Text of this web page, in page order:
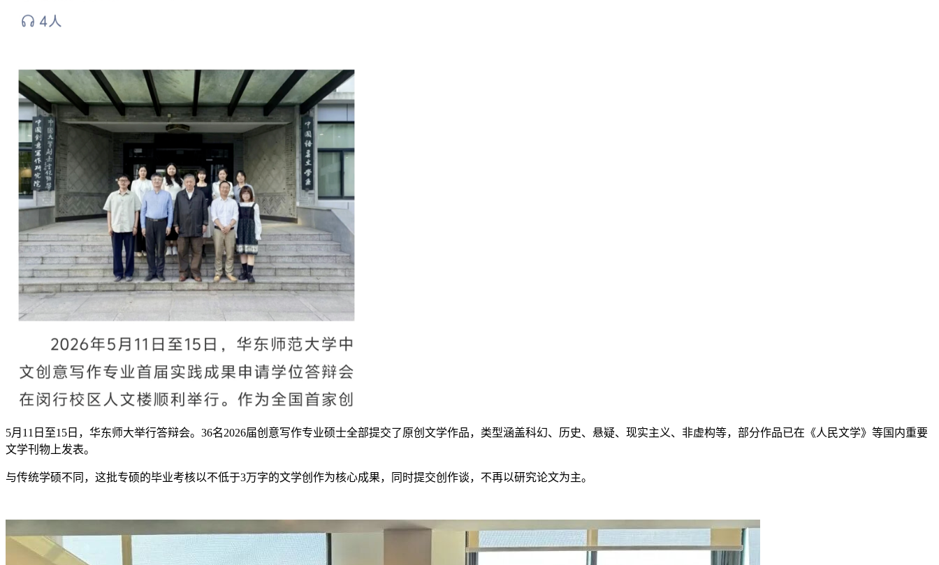
5月11日至15日，华东师大举行答辩会。36名2026届创意写作专业硕士全部提交了原创文学作品，类型涵盖科幻、历史、悬疑、现实主义、非虚构等，部分作品已在《人民文学》等国内重要
文学刊物上发表。
与传统学硕不同，这批专硕的毕业考核以不低于3万字的文学创作为核心成果，同时提交创作谈，不再以研究论文为主。